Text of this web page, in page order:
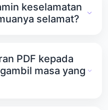
keselamatan
selamat?
anda disimpan di
daripada
PDF kepada
masa yang